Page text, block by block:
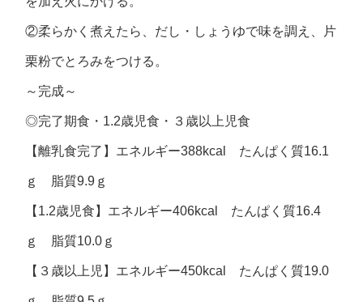
②柔らかく煮えたら、だし・しょうゆで味を調え、片
栗粉でとろみをつける。
～完成～
◎完了期食・ 1.2歳児食・３歳以上児食
【離乳食完了】エネルギー388kcal たんぱく質16.1
ｇ 脂質9.9ｇ
【1.2歳児食】エネルギー406kcal たんぱく質16.4
ｇ 脂質10.0ｇ
【３歳以上児】エネルギー450kcal たんぱく質19.0